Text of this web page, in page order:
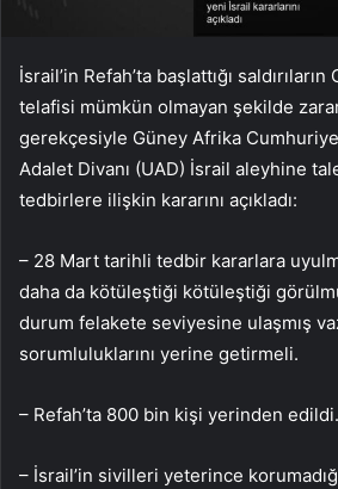
İsrail’in Refah’ta başlattığı
telafisi mümkün olmayan şekilde
gerekçesiyle Güney Afrika
Adalet Divanı (UAD) İsrail aleyhine
tedbirlere ilişkin kararını açıkladı:
– 28 Mart tarihli tedbir kararlara
daha da kötüleştiği kötüleştiği
durum felakete seviyesine ulaşmış
sorumluluklarını yerine getirmeli.
– Refah’ta 800 bin kişi yerinden edildi.
– İsrail’in sivilleri yeterince